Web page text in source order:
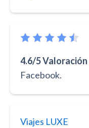
4.6/5 Valoración
Facebook.
Viajes LUXE